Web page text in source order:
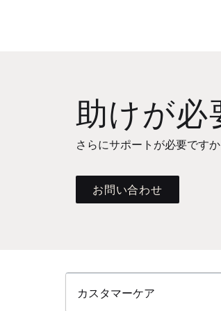
助けが必
さらにサポートが必要です
お問い合わせ
カスタマーケア